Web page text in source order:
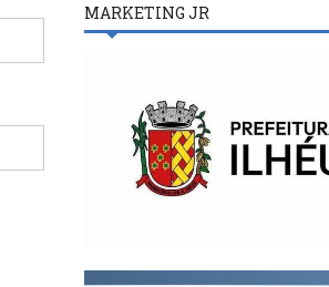
MARKETING JR